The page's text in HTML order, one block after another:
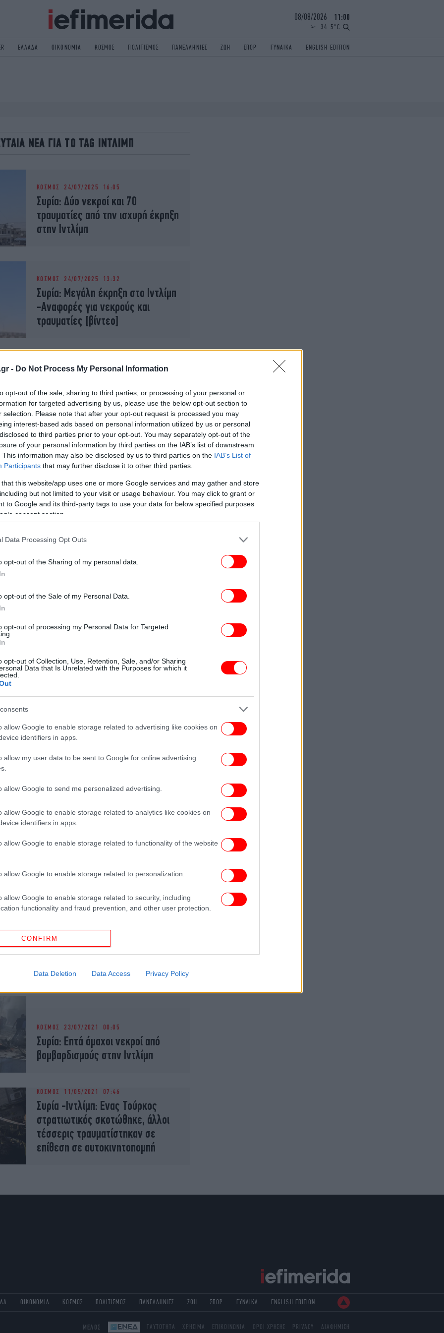
- Do Not Process My Personal Information
opt-out of the sale, sharing to third parties, or processing of your personal or
for targeted advertising by us, please use the below opt-out section to
selection. Please note that after your opt-out request is processed you may
interest-based ads based on personal information utilized by us or personal
to third parties prior to your opt-out. You may separately opt-out of the
of your personal information by third parties on the IAB’s list of downstream
This information may also be disclosed by us to third parties on the IAB’s List of
Participants that may further disclose it to other third parties.
that this website/app uses one or more Google services and may gather and store
but not limited to your visit or usage behaviour. You may click to grant or
to Google and its third-party tags to use your data for below specified purposes
consent section.
Data Processing Opt Outs
opt-out of the Sharing of my personal data.
opt-out of the Sale of my Personal Data.
opt-out of processing my Personal Data for Targeted
opt-out of Collection, Use, Retention, Sale, and/or Sharing
Data that Is Unrelated with the Purposes for which it
allow Google to enable storage related to advertising like cookies on
identifiers in apps.
allow my user data to be sent to Google for online advertising
allow Google to send me personalized advertising.
allow Google to enable storage related to analytics like cookies on
identifiers in apps.
allow Google to enable storage related to functionality of the website
allow Google to enable storage related to personalization.
allow Google to enable storage related to security, including
functionality and fraud prevention, and other user protection.
CONFIRM
Data Deletion Data Access Privacy Policy
08/08/2026 11:00
34.5°C
ΕΛΛΑΔΑ ΟΙΚΟΝΟΜΙΑ ΚΟΣΜΟΣ ΠΟΛΙΤΙΣΜΟΣ ΠΑΝΕΛΛΗΝΙΕΣ ΖΩΗ ΣΠΟΡ ΓΥΝΑΙΚΑ ENGLISH EDITION
PODCAST
ΝΕΑ ΓΙΑ ΤΟ TAG ΙΝΤΛΙΜΠ
ΚΟΣΜΟΣ 24/07/2025 16:05
Συρία: Δύο νεκροί και 70
τραυματίες από την ισχυρή έκρηξη
στην Ιντλίμπ
ΚΟΣΜΟΣ 24/07/2025 13:32
Συρία: Μεγάλη έκρηξη στο Ιντλίμπ
-Aναφορές για νεκρούς και
τραυματίες [βίντεο]
Συρία: Εννέα άμαχοι νεκροί,
βομβαρδισμό του συριακού
στρατού στην Ιντλίμπ
ΚΟΣΜΟΣ 01/02/2023 20:14
νεκροί από επίθεση τζιχαντιστών
στην Ιντλίμπ
Τουλάχιστον 11 νεκροί από
στρατού στην Ιντλίμπ
Συρία: Νέο αιματοκύλισμα στην
Ιντλίμπ -4 νεκροί σε βομβαρδισμό
ΚΟΣΜΟΣ 16/10/2021 14:15
Συρία: Δύο Τούρκοι στρατιωτικοί
νεκροί σε έκρηξη βόμβας στην
Την πλήρη εφαρμογή της
το Ιντλίμπ ζήτησε ο Λαβρόφ
Συρία: Μία γυναίκα και οκτώ παιδιά
σκοτώθηκαν μέσα σε δύο ημέρες
ΚΟΣΜΟΣ 23/07/2021 00:05
Συρία: Επτά άμαχοι νεκροί από
βομβαρδισμούς στην Ιντλίμπ
ΚΟΣΜΟΣ 11/05/2021 07:46
Συρία -Iντλίμπ: Ενας Τούρκος
στρατιωτικός σκοτώθηκε, άλλοι
τέσσερις τραυματίστηκαν σε
επίθεση σε αυτοκινητοπομπή
ΟΙΚΟΝΟΜΙΑ ΚΟΣΜΟΣ ΠΟΛΙΤΙΣΜΟΣ ΠΑΝΕΛΛΗΝΙΕΣ ΖΩΗ ΣΠΟΡ ΓΥΝΑΙΚΑ ENGLISH EDITION
ΜΕΛΟΣ ΤΑΥΤΟΤΗΤΑ ΧΡΗΣΙΜΑ ΕΠΙΚΟΙΝΩΝΙΑ ΟΡΟΙ ΧΡΗΣΗΣ PRIVACY ΔΙΑΦΗΜΙΣΗ